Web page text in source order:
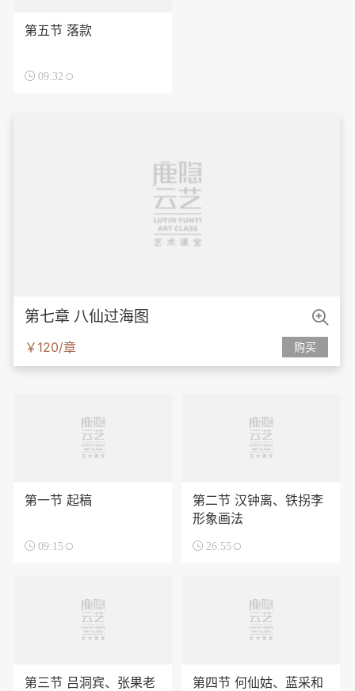
第五节 落款
 09:32
第七章 八仙过海图
￥120/章 购买

第一节 起稿
 09:15
第二节 汉钟离、铁拐李
形象画法
 26:55
第三节 吕洞宾、张果老
第四节 何仙姑、蓝采和